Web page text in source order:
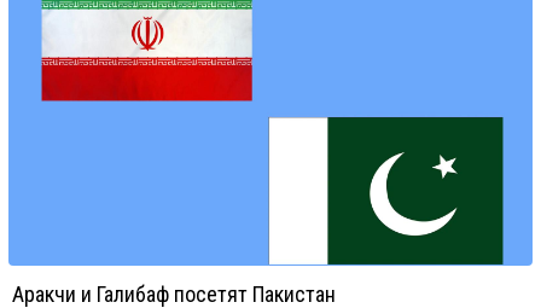
Аракчи и Галибаф посетят Пакистан